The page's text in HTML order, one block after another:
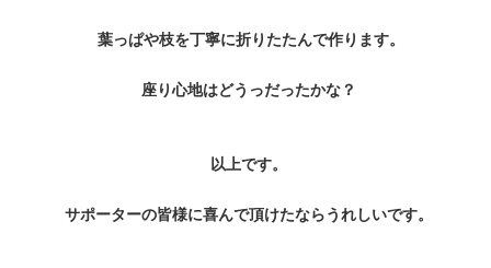
葉っぱや枝を丁寧に折りたたんで作ります。
座り心地はどうっだったかな？
以上です。
サポーターの皆様に喜んで頂けたならうれしいです。